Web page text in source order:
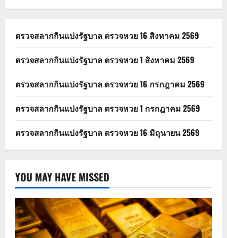
ตรวจสลากกินแบ่งรัฐบาล ตรวจหวย 16 สิงหาคม 2569
ตรวจสลากกินแบ่งรัฐบาล ตรวจหวย 1 สิงหาคม 2569
ตรวจสลากกินแบ่งรัฐบาล ตรวจหวย 16 กรกฎาคม 2569
ตรวจสลากกินแบ่งรัฐบาล ตรวจหวย 1 กรกฎาคม 2569
ตรวจสลากกินแบ่งรัฐบาล ตรวจหวย 16 มิถุนายน 2569
YOU MAY HAVE MISSED